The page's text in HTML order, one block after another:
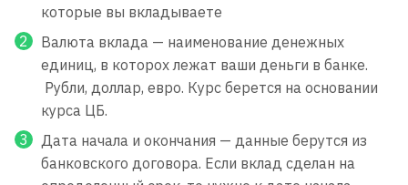
которые вы вкладываете
Валюта вклада — наименование денежных
единиц, в которох лежат ваши деньги в банке.
Рубли, доллар, евро. Курс берется на основании
курса ЦБ.
Дата начала и окончания — данные берутся из
банковского договора. Если вклад сделан на